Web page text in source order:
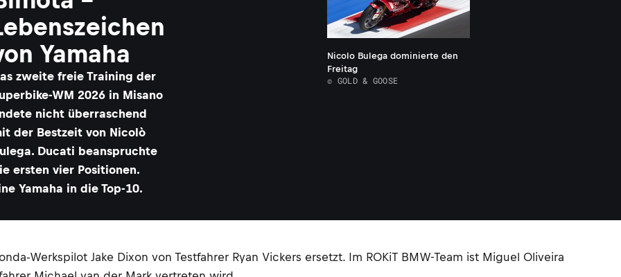
Yamaha
zweite freie Training der
WM 2026 in Misano
nicht überraschend
der Bestzeit von Nicolò
Ducati beanspruchte
ersten vier Positionen.
Yamaha in die Top-10.
Nicolo Bulega dominierte den
Freitag
© GOLD & GOOSE
Werkspilot Jake Dixon von Testfahrer Ryan Vickers ersetzt. Im ROKiT BMW-Team ist Miguel Oliveira